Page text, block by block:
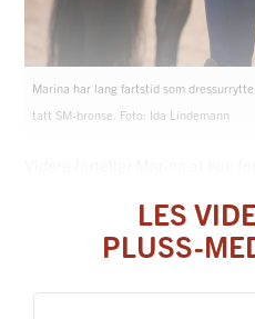
Marina har lang fartstid som
tatt SM-bronse. Foto: Ida Lindemann
LES
PLUSS-